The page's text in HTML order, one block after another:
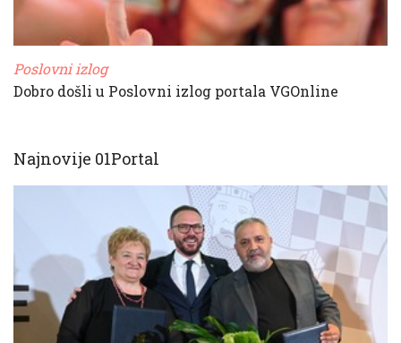
Poslovni izlog
Dobro došli u Poslovni izlog portala VGOnline
Najnovije 01Portal